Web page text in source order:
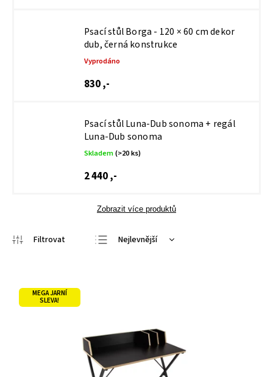
Psací stůl Borga - 120 × 60 cm dekor
dub, černá konstrukce
Vyprodáno
830 ,-
Psací stůl Luna-Dub sonoma + regál
Luna-Dub sonoma
Skladem(>20 ks)
2 440 ,-
Zobrazit více produktů
Nejlevnější
MEGA JARNÍ
SLEVA!